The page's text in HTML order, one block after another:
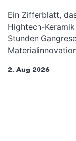
Ein Zifferblatt,
Hightech-
Stunden
2. Aug 2026